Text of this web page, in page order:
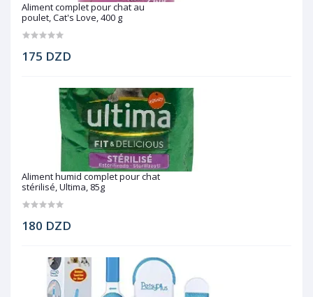
Aliment complet pour chat au
poulet, Cat's Love, 400 g
175 DZD
Aliment humid complet pour chat
stérilisé, Ultima, 85g
180 DZD